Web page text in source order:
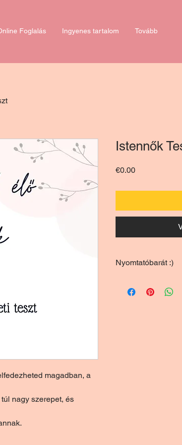
Foglalás Ingyenes tartalom Tovább
magadban, a
nagy szerepet, és
Istennők
€0.00Ár
Nyomtatóbarát :)